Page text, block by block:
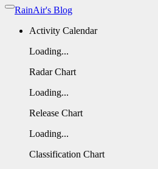
RainAir's Blog
Activity Calendar
Loading...
Radar Chart
Loading...
Release Chart
Loading...
Classification Chart